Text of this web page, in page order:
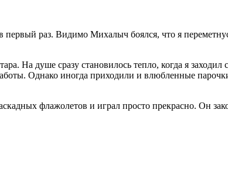
раз. Видимо Михалыч боялся, что я
На душе сразу становилось тепло, когда я заходил
Однако иногда приходили и влюбленные
флажолетов и играл просто прекрасно. Он